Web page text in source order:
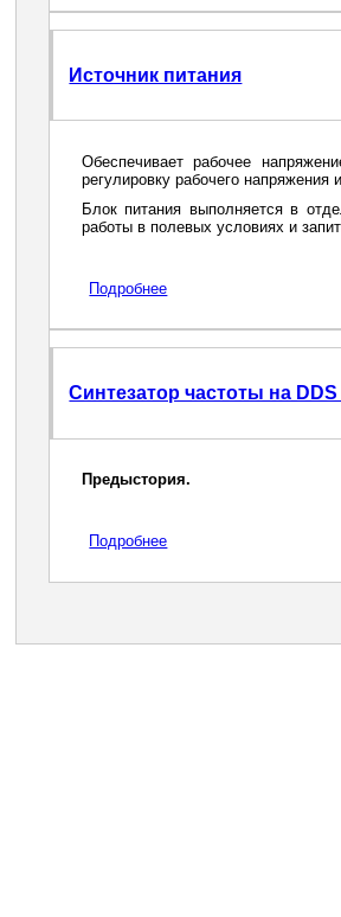
Источник питания
Обеспечивает рабочее
регулировку рабочего напряжения
Блок питания выполняется в
работы в полевых условиях и
Подробнее
Синтезатор частоты на
Предыстория.
Подробнее